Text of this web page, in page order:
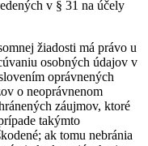
v § 31 na účely
žiadosti má právo u
osobných údajov v
oprávnených
o neoprávnenom
záujmov, ktoré
takýmto
ak tomu nebránia